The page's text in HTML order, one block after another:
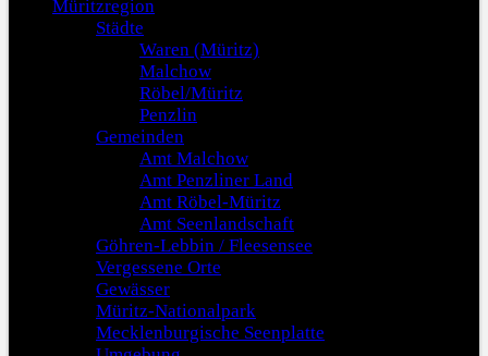
Müritzregion
Städte
Waren (Müritz)
Malchow
Röbel/Müritz
Penzlin
Gemeinden
Amt Malchow
Amt Penzliner Land
Amt Röbel-Müritz
Amt Seenlandschaft
Göhren-Lebbin / Fleesensee
Vergessene Orte
Gewässer
Müritz-Nationalpark
Mecklenburgische Seenplatte